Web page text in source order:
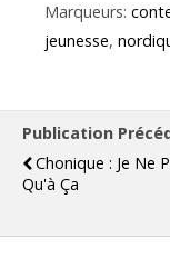
Marqueurs:
jeunesse,
Publication
Chonique : Je Ne
Qu'à Ça